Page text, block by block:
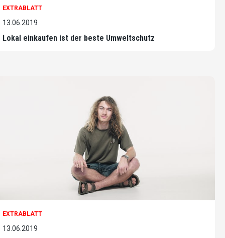
EXTRABLATT
13.06.2019
Lokal einkaufen ist der beste Umweltschutz
EXTRABLATT
13.06.2019